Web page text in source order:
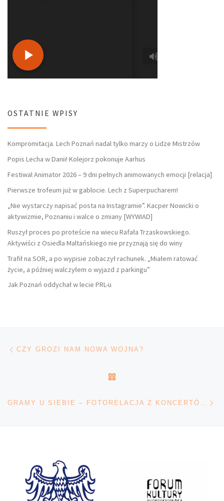
OSTATNIE WPISY
Kompromitacja. Lech Poznań nadal tylko marzy o Lidze Mistrzów
Popis Lecha w Danii! Kolejorz pokonuje Aarhus
Festiwal Animator 2026 – 9 dni pełnych animowanych emocji [relacja]
Pierwsze trofeum już w gablocie. Lech z Superpucharem!
„Nie wystarczy napisać posta na Instagramie”. Kacper Nowicki o
aktywizmie, Poznaniu i walce o zmiany [WYWIAD]
Ruszył proces po proteście na wiecu Rafała Trzaskowskiego.
Aktywiści z Osiedla Maltańskiego nie przyznają się do winy
Trafił na SOR, a po wypisie zobaczył rachunek. „Miałem ratować
życie, a później walczyłem o wyjazd z parkingu”
Jak Poznań oddychał w lecie PRL-u
Nawigacja wpisu
CZY GROZI NAM NOWA WOJNA?
GRAMY U SIEBIE – FOTORELACJA Z KONCERTÓW GROBERSKA/HOPE LESLIE